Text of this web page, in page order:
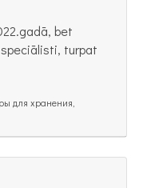
bet
turpat
для хранения,